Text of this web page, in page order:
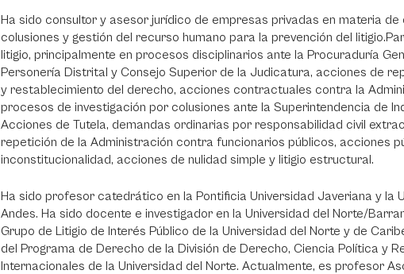
Ha sido consultor y asesor jurídico de empresas privadas en materia
colusiones y gestión del recurso humano para la prevención del
litigio, principalmente en procesos disciplinarios ante la Procuraduría
Personería Distrital y Consejo Superior de la Judicatura, acciones de
y restablecimiento del derecho, acciones contractuales contra la
procesos de investigación por colusiones ante la Superintendencia de
Acciones de Tutela, demandas ordinarias por responsabilidad civil
repetición de la Administración contra funcionarios públicos, acciones
inconstitucionalidad, acciones de nulidad simple y litigio estructural.
Ha sido profesor catedrático en la Pontificia Universidad Javeriana y la
Andes. Ha sido docente e investigador en la Universidad del Norte/
Grupo de Litigio de Interés Público de la Universidad del Norte y de
del Programa de Derecho de la División de Derecho, Ciencia Política y
Internacionales de la Universidad del Norte. Actualmente, es profesor